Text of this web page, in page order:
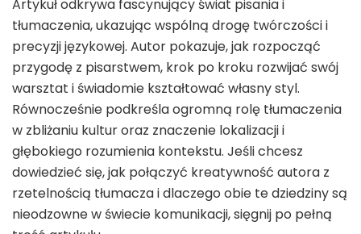
Artykuł odkrywa fascynujący świat pisania i
tłumaczenia, ukazując wspólną drogę twórczości i
precyzji językowej. Autor pokazuje, jak rozpocząć
przygodę z pisarstwem, krok po kroku rozwijać swój
warsztat i świadomie kształtować własny styl.
Równocześnie podkreśla ogromną rolę tłumaczenia
w zbliżaniu kultur oraz znaczenie lokalizacji i
głębokiego rozumienia kontekstu. Jeśli chcesz
dowiedzieć się, jak połączyć kreatywność autora z
rzetelnością tłumacza i dlaczego obie te dziedziny są
nieodzowne w świecie komunikacji, sięgnij po pełną